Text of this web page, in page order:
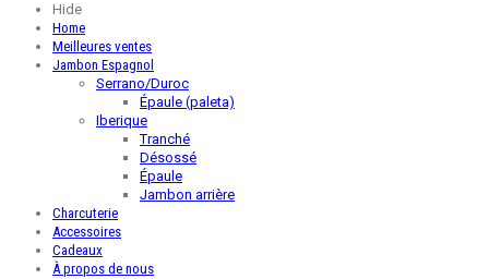
Hide
Home
Meilleures ventes
Jambon Espagnol
Serrano/Duroc
Épaule (paleta)
Iberique
Tranché
Désossé
Épaule
Jambon arrière
Charcuterie
Accessoires
Cadeaux
À propos de nous